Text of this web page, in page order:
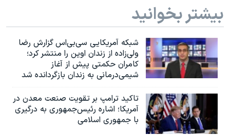
بیشتر بخوانید
شبکه آمریکایی سی‌بی‌‌اس گزارش رضا
ولی‌زاده از زندان اوین را منتشر کرد؛
کامران حکمتی پیش از آغاز
شیمی‌درمانی به زندان بازگردانده شد
تاکید ترامپ بر تقویت صنعت معدن در
آمریکا؛ اشاره رئیس‌جمهوری به درگیری
با جمهوری اسلامی